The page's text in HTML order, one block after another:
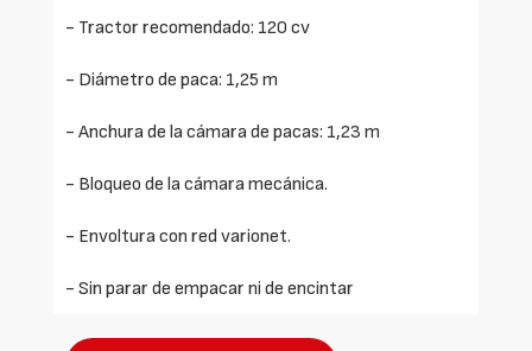
- Tractor recomendado: 120 cv
- Diámetro de paca: 1,25 m
- Anchura de la cámara de pacas: 1,23 m
- Bloqueo de la cámara mecánica.
- Envoltura con red varionet.
- Sin parar de empacar ni de encintar